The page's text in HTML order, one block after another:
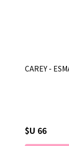
CAREY -
$U 66